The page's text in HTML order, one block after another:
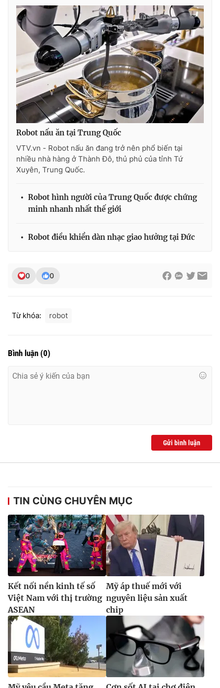
Ðiện thoại Thời báo VTV:024.66 897 897
Email:toasoan@vtv.vn
Liên hệ quảng cáo:024-7300.7108
® Cấm sao chép dưới mọi hình thức nếu không có sự chấp
thông tin từ website này.
Robot nấu ăn tại Trung Quốc
VTV.vn - Robot nấu ăn đang trở nên phổ biến tại
nhiều nhà hàng ở Thành Đô, thủ phủ của tỉnh Tứ
Xuyên, Trung Quốc.
Robot hình người của Trung Quốc được chứng
minh nhanh nhất thế giới
Robot điều khiển dàn nhạc giao hưởng tại Đức
0 0
Từ khóa: robot
Bình luận (0)
Gửi bình luận
TIN CÙNG CHUYÊN MỤC
Kết nối nền kinh tế số
Việt Nam với thị trường
ASEAN
Mỹ áp thuế mới với
nguyên liệu sản xuất
chip